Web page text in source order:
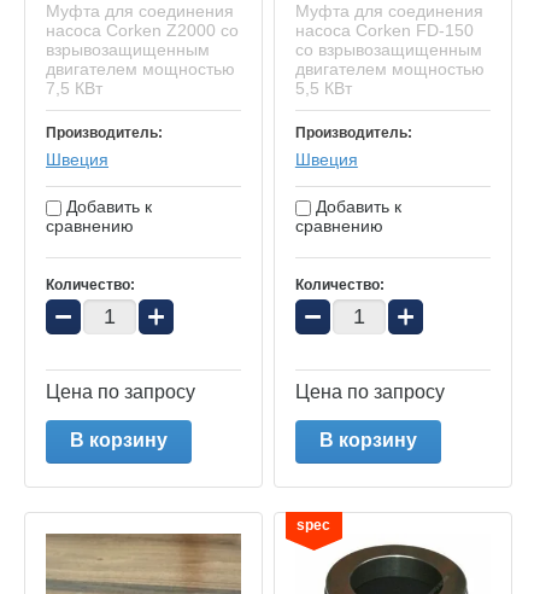
Муфта для соединения
насоса Corken Z2000 со
взрывозащищенным
двигателем мощностью
7,5 КВт
Производитель:
Швеция
Добавить к
сравнению
Количество:
− +
Цена по запросу
В корзину
Муфта для соединения
насоса Corken FD-150
со взрывозащищенным
двигателем мощностью
5,5 КВт
Производитель:
Швеция
Добавить к
сравнению
Количество:
− +
Цена по запросу
В корзину
spec